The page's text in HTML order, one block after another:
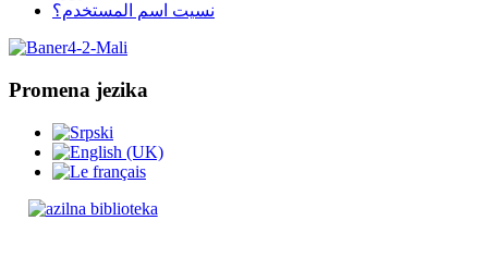
نسيت اسم المستخدم؟
Promena jezika